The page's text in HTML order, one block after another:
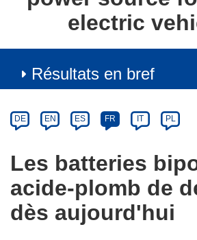
electric
Résultats en bref
Category
Article
available
the
following
languages:
DE EN ES FR IT PL
Les batteries
acide-plomb de
dès aujourd'hui